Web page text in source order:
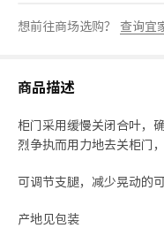
想前往商场选购？ 查询宜
商品描述
柜门采用缓慢关闭合叶
烈争执而用力地去关柜门，
可调节支腿，减少晃动的可
产地见包装